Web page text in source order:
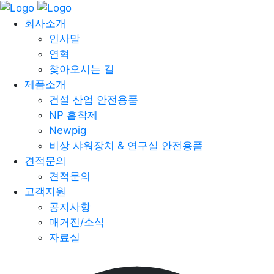
회사소개
인사말
연혁
찾아오시는 길
제품소개
건설 산업 안전용품
NP 흡착제
Newpig
비상 샤워장치 & 연구실 안전용품
견적문의
견적문의
고객지원
공지사항
매거진/소식
자료실